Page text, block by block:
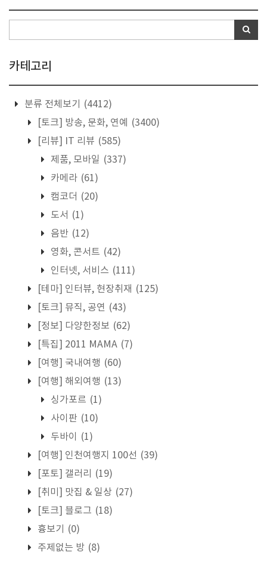
카테고리
분류 전체보기
(4412)
[토크] 방송, 문화, 연예
(3400)
[리뷰] IT 리뷰 (585)
제품, 모바일 (337)
카메라 (61)
캠코더 (20)
도서 (1)
음반 (12)
영화, 콘서트 (42)
인터넷, 서비스 (111)
[테마] 인터뷰, 현장취재 (125)
[토크] 뮤직, 공연 (43)
[정보] 다양한정보 (62)
[특집] 2011 MAMA (7)
[여행] 국내여행 (60)
[여행] 해외여행 (13)
싱가포르 (1)
사이판 (10)
두바이
(1)
[여행] 인천여행지 100선 (39)
[포토] 갤러리
(19)
[취미] 맛집 & 일상 (27)
[토크] 블로그 (18)
흉보기
(0)
주제없는 방 (8)